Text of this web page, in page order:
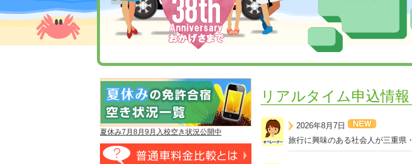
夏休み7月8月9月入校空き状況公開中
リアルタイム申込情報
2026年8月7日
旅行に興味のある社会人が三重県・